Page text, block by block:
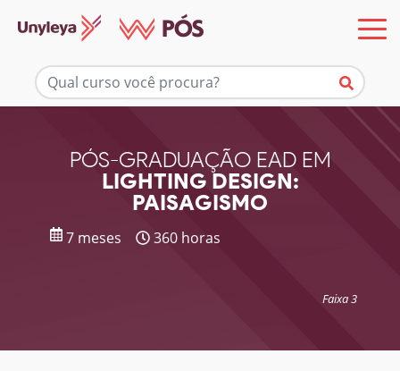
PÓS-GRADUAÇÃO EAD EM
LIGHTING DESIGN:
PAISAGISMO
7 meses 360 horas
Faixa 3
Mais informações